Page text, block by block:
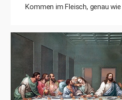
Kommen im Fleisch, genau